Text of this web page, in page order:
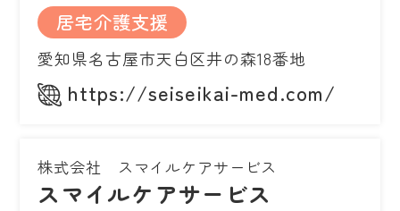
居宅介護支援
愛知県名古屋市天白区井の森18番地
https://seiseikai-med.com/
株式会社 スマイルケアサービス
スマイルケアサービス